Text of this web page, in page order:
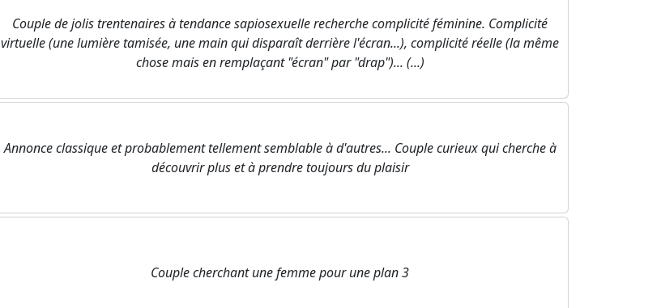
Couple de jolis trentenaires à tendance sapiosexuelle recherche complicité féminine. Complicité
virtuelle (une lumière tamisée, une main qui disparaît derrière l'écran...), complicité réelle (la même
chose mais en remplaçant "écran" par "drap")... (...)
Annonce classique et probablement tellement semblable à d'autres... Couple curieux qui cherche à
découvrir plus et à prendre toujours du plaisir
Couple cherchant une femme pour une plan 3